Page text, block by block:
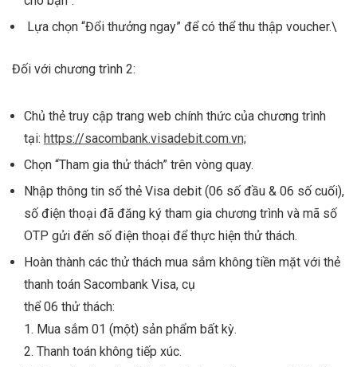
Lựa chọn “Đổi thưởng ngay” để có thể thu thập voucher.\
Đối với chương trình 2:
Chủ thẻ truy cập trang web chính thức của chương trình
tại: https://sacombank.visadebit.com.vn;
Chọn “Tham gia thử thách” trên vòng quay.
Nhập thông tin số thẻ Visa debit (06 số đầu & 06 số cuối),
số điện thoại đã đăng ký tham gia chương trình và mã số
OTP gửi đến số điện thoại để thực hiện thử thách.
Hoàn thành các thử thách mua sắm không tiền mặt với thẻ
thanh toán Sacombank Visa, cụ
thể 06 thử thách:
1. Mua sắm 01 (một) sản phẩm bất kỳ.
2. Thanh toán không tiếp xúc.